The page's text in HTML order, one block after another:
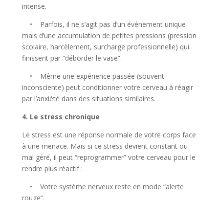
intense.
• Parfois, il ne s’agit pas d’un événement unique
mais d’une accumulation de petites pressions (pression
scolaire, harcèlement, surcharge professionnelle) qui
finissent par “déborder le vase”.
• Même une expérience passée (souvent
inconsciente) peut conditionner votre cerveau à réagir
par l’anxiété dans des situations similaires.
4. Le stress chronique
Le stress est une réponse normale de votre corps face
à une menace. Mais si ce stress devient constant ou
mal géré, il peut “reprogrammer” votre cerveau pour le
rendre plus réactif :
• Votre système nerveux reste en mode “alerte
rouge”.